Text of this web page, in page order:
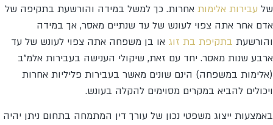
של עבירות אלימות אחרות. כך למשל במידה והורשעת בתקיפה של
אדם אחר אתה צפוי לעונש של עד שנתיים מאסר, אך במידה
והורשעת בתקיפת בת זוג או בן משפחה אתה צפוי לעונש של עד
ארבע שנות מאסר. יחד עם זאת, שיקולי הענישה בעבירות אלמ”ב
(אלימות במשפחה) הינם שונים מאשר בעבירות פליליות אחרות
ויכולים להביא במקרים מסוימים להקלה בעונש.
באמצעות ייצוג משפטי נכון של עורך דין המתמחה בתחום ניתן יהיה